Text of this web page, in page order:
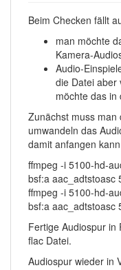
Beim Checken fällt
man möchte
Kamera-
Audio-
die Datei aber
möchte das in
Zunächst muss man
umwandeln das
damit anfangen
ffmpeg -i 5100-hd-
bsf:a aac_adtstoasc
ffmpeg -i 5100-hd-
bsf:a aac_adtstoasc
Fertige Audiospur in
flac Datei.
Audiospur wieder in